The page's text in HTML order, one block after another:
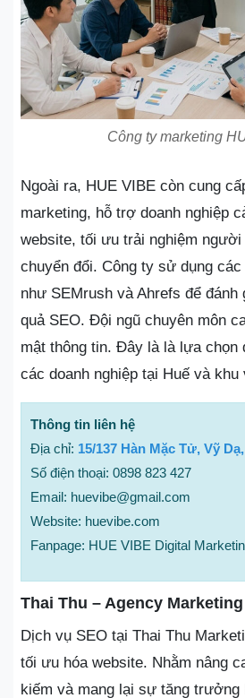
Công ty marketing
Ngoài ra, HUE VIBE còn cung
marketing, hỗ trợ doanh nghiệp
website, tối ưu trải nghiệm
chuyển đổi. Công ty sử dụng
như SEMrush và Ahrefs để đánh
quả SEO. Đội ngũ chuyên môn
mật thông tin. Đây là là lựa chọn
các doanh nghiệp tại Huế và
Thông tin liên hệ
Địa chỉ: 15/137 Hàn Mặc Tử, Vỹ
Số điện thoại: 0898 823 427
Email: huevibe@gmail.com
Website: huevibe.com
Fanpage: HUE VIBE Digital
Thai Thu – Agency Marketing
Dịch vụ SEO tại Thai Thu
tối ưu hóa website. Nhằm nâng
kiếm và mang lại sự tăng trưởng